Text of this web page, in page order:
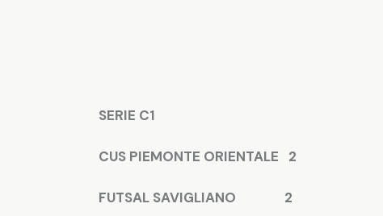
SERIE C1
CUS PIEMONTE ORIENTALE 2
FUTSAL SAVIGLIANO 2